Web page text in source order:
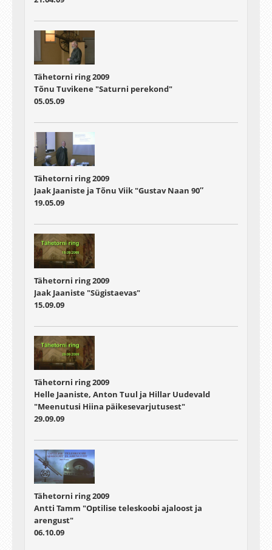
Tähetorni ring 2009
Tõnu Tuvikene "Saturni perekond"
05.05.09
Tähetorni ring 2009
Jaak Jaaniste ja Tõnu Viik "Gustav Naan 90″
19.05.09
Tähetorni ring 2009
Jaak Jaaniste "Sügistaevas"
15.09.09
Tähetorni ring 2009
Helle Jaaniste, Anton Tuul ja Hillar Uudevald
"Meenutusi Hiina päikesevarjutusest"
29.09.09
Tähetorni ring 2009
Antti Tamm "Optilise teleskoobi ajaloost ja
arengust"
06.10.09